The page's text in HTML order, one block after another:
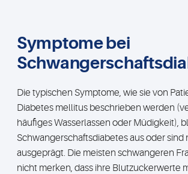
Symptome bei
Die typischen Symptome, wie sie von
Diabetes mellitus beschrieben werden
häufiges Wasserlassen oder Müdigkeit),
Schwangerschaftsdiabetes aus oder sind
ausgeprägt. Die meisten schwangeren
nicht merken, dass ihre Blutzuckerwerte